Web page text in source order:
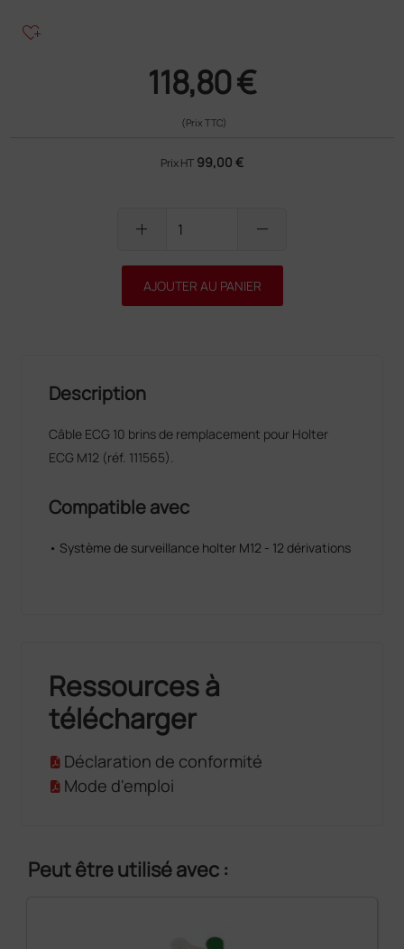
heart_plus
118,80 €
(Prix TTC)
Prix HT 99,00 €
add remove
AJOUTER AU PANIER
Description
Câble ECG 10 brins de remplacement pour Holter
ECG M12 (réf. 111565).
Compatible avec
• Système de surveillance holter M12 - 12 dérivations
Ressources à
télécharger
Déclaration de conformité
Mode d'emploi
Peut être utilisé avec :